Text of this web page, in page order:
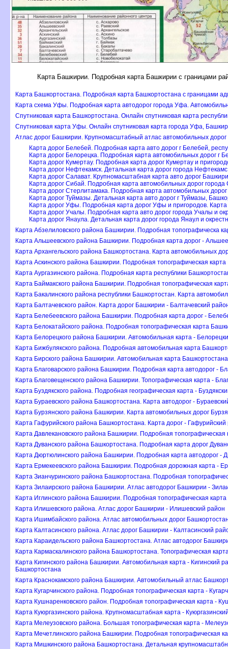
Карта Башкирии. Подробная карта Башкирии с границами
Карта Башкортостана. Подробная карта Башкортостана с границами
Карта схема Уфы. Подробная карта автодорог города Уфа.
Спутниковая карта Башкортостана. Онлайн спутниковая карта
Спутниковая карта Уфы. Онлайн спутниковая карта города Уфа,
Атлас дорог Башкирии. Крупномасштабный атлас автомобильных
Карта дорог Белебей. Подробная карта авто дорог г Белебей,
Карта дорог Белорецка. Подробная карта автомобильных дорог г
Карта дорог Кумертау. Подробная карта дорог Кумертау и
Карта дорог Нефтекамск. Детальная карта дорог города
Карта дорог Салават. Крупномасштабная карта авто дорог
Карта дорог Сибай. Подробная карта автомобильных дорог города
Карта дорог Стерлитамака. Подробная карта автомобильных
Карта дорог Туймазы. Детальная карта авто дорог г Туймазы,
Карта дорог Уфы. Подробная карта дорог Уфы и пригородов.
Карта дорог Учалы. Подробная карта авто дорог города Учалы и
Карта дорог Янаула. Детальная карта дорог города Янаул и
Карта Абзелиловского района Башкирии. Подробная топографическа
Карта Альшеевского района Башкирии. Подробная карта дорог -
Карта Архангельского района Башкортостана. Карта автомобильных
Карта Аскинского района Башкирии. Подробная топографическая
Карта Аургазинского района. Подробная карта республики
Карта Баймакского района Башкирии. Подробная топографическая
Карта Бакалинского района республики Башкортостан. Карта
Карта Балтачевского район. Карта дорог Башкирии - Балтачевский
Карта Белебеевского района Башкирии. Подробная карта дорог -
Карта Белокатайского района. Подробная топографическая карта
Карта Белорецкого района Башкирии. Автомобильная карта -
Карта Бижбулякского района. Подробная автомобильная карта
Карта Бирского района Башкирии. Автомобильная карта
Карта Благоварского района Башкирии. Подробная карта автодорог -
Карта Благовещенского района Башкирии. Топографическая карта -
Карта Буздякского района. Подробная географическая карта -
Карта Бураевского района Башкортостана. Карта автодорог -
Карта Бурзянского района Башкирии. Карта автомобильных дорог
Карта Гафурийского района Башкортостана. Карта дорог - Гафурийский
Карта Давлекановского района Башкирии. Подробная топографическая
Карта Дуванского района Башкортостана. Подробная карта дорог
Карта Дюртюлинского района Башкирии. Подробная карта автодорог -
Карта Ермекеевского района Башкирии. Подробная дорожная карта -
Карта Зианчуринского района Башкортостана. Подробная
Карта Зилаирского района Башкирии. Атлас автодорог Башкирии -
Карта Иглинского района Башкирии. Подробная топографическая
Карта Илишевского района. Атлас дорог Башкирии - Илишевский район
Карта Ишимбайского района. Атлас автомобильных дорог
Карта Калтасинского района. Атлас дорог Башкирии - Калтасинский
Карта Караидельского района Башкортостана. Атлас автодорог
Карта Кармаскалинского района Башкортостана. Топографическая
Карта Кигинского района Башкирии. Автомобильная карта - Кигинский
Башкортостана
Карта Краснокамского района Башкирии. Автомобильный атлас
Карта Кугарчинского района. Подробная топографическая карта -
Карта Кушнаренковского район. Подробная топографическая карта -
Карта Куюргазинского района. Крупномасштабная карта -
Карта Мелеузовского района. Большая топографическая карта -
Карта Мечетлинского района Башкирии. Подробная топографическая
Карта Мишкинского района Башкортостана. Детальная